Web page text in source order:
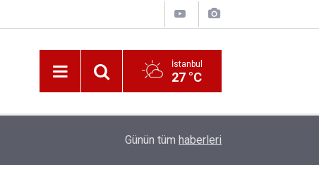
İstanbul
27 °C
Katerina Sarayı ahır saray oldu
Günün tüm haberleri